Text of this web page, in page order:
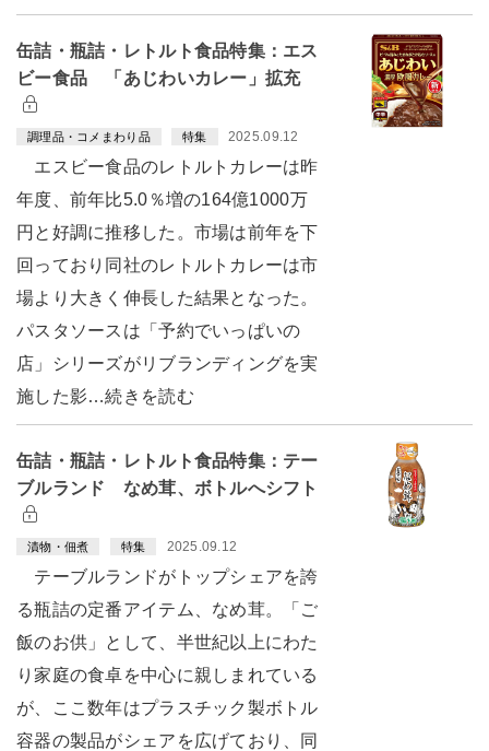
缶詰・瓶詰・レトルト食品特集：エス
ビー食品 「あじわいカレー」拡充
調理品・コメまわり品 特集 2025.09.12
エスビー食品のレトルトカレーは昨
年度、前年比5.0％増の164億1000万
円と好調に推移した。市場は前年を下
回っており同社のレトルトカレーは市
場より大きく伸長した結果となった。
パスタソースは「予約でいっぱいの
店」シリーズがリブランディングを実
施した影…続きを読む
缶詰・瓶詰・レトルト食品特集：テー
ブルランド なめ茸、ボトルへシフト
漬物・佃煮 特集 2025.09.12
テーブルランドがトップシェアを誇
る瓶詰の定番アイテム、なめ茸。「ご
飯のお供」として、半世紀以上にわた
り家庭の食卓を中心に親しまれている
が、ここ数年はプラスチック製ボトル
容器の製品がシェアを広げており、同